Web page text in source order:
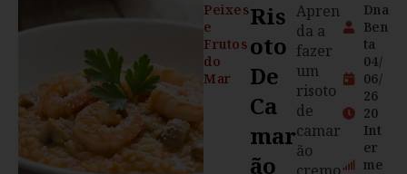
Peixes
e
Frutos
do
Mar
Ris
Oto
De
Ca
Mar
Ão
Apren
da a
fazer
um
risoto
de
camar
ão
Dna
Ben
ta
04/
06/
26
20
Int
er
me